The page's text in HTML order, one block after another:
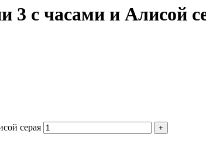
с часами и Алисой
серая